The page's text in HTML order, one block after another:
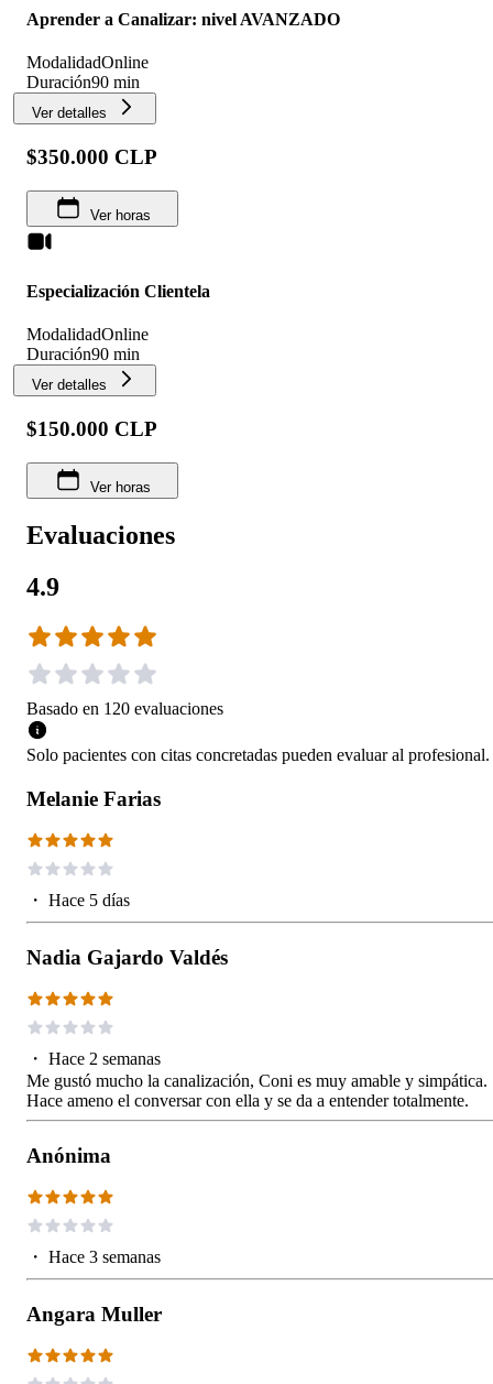
Aprender a Canalizar: nivel AVANZADO
ModalidadOnline
Duración90 min
Ver detalles
$350.000 CLP
Ver horas
Especialización Clientela
ModalidadOnline
Duración90 min
Ver detalles
$150.000 CLP
Ver horas
Evaluaciones
4.9
Basado en 120 evaluaciones
Solo pacientes con citas concretadas pueden evaluar al profesional.
Melanie Farias
・ Hace 5 días
Nadia Gajardo Valdés
・ Hace 2 semanas
Me gustó mucho la canalización, Coni es muy amable y simpática.
Hace ameno el conversar con ella y se da a entender totalmente.
Anónima
・ Hace 3 semanas
Angara Muller